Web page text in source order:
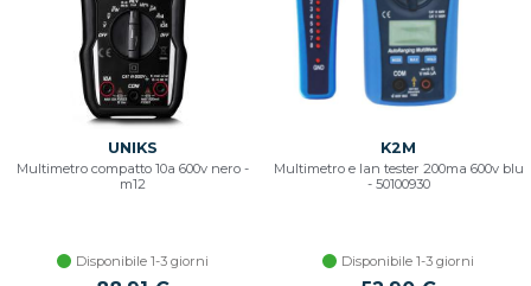
UNIKS
Multimetro compatto 10a 600v nero -
m12
Disponibile 1-3 giorni
K2M
Multimetro e lan tester 200ma 600v blu
- 50100930
Disponibile 1-3 giorni